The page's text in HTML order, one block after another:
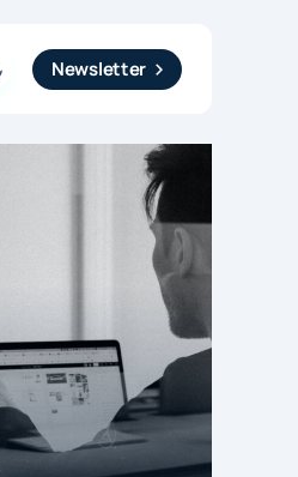
Newsletter